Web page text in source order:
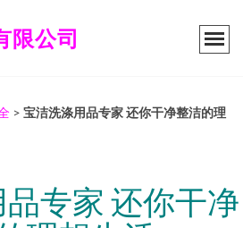
限公司
> 宝洁洗涤用品专家 还你干净整洁的理
专家 还你干净